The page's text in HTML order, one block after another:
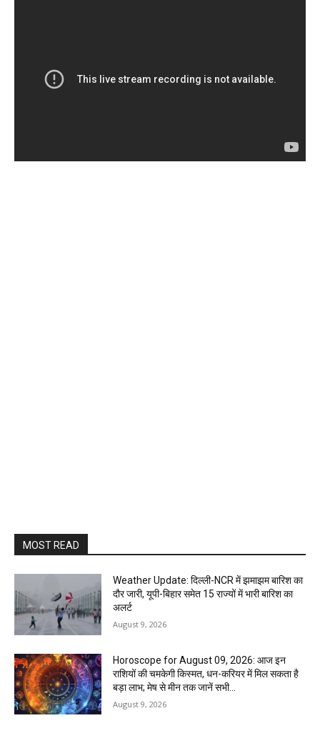
MOST READ
Weather Update: दिल्ली-NCR में झमाझम बारिश का
दौर जारी, यूपी-बिहार समेत 15 राज्यों में भारी बारिश का
अलर्ट
August 9, 2026
Horoscope for August 09, 2026: आज इन
राशियों की चमकेगी किस्मत, धन-करियर में मिल सकता है
बड़ा लाभ; मेष से मीन तक जानें सभी...
August 9, 2026